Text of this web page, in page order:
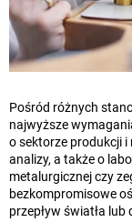
Pośród różnych
najwyższe
o sektorze produkcji
analizy, a także o
metalurgicznej czy
bezkompromisowe
przepływ światła